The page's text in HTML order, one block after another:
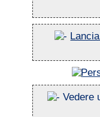
Vedere